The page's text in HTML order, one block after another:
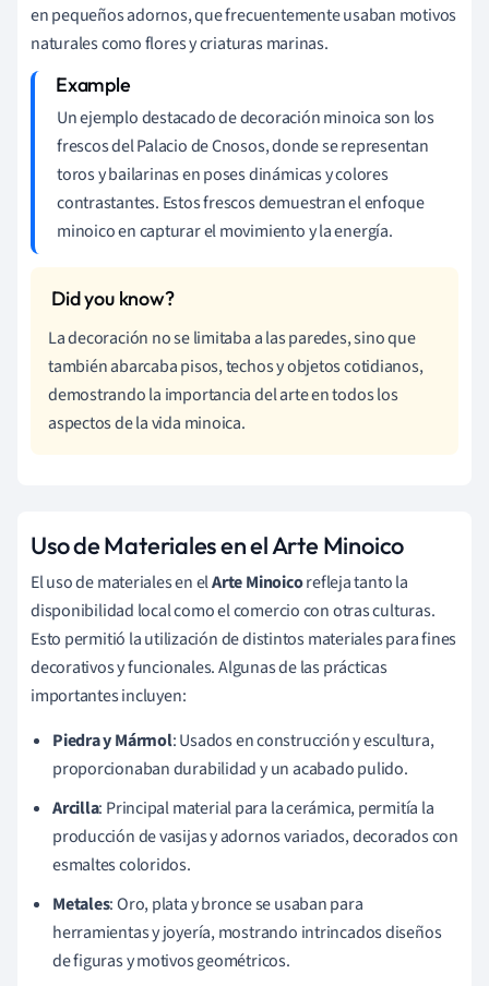
en pequeños adornos, que frecuentemente usaban motivos
naturales como flores y criaturas marinas.
Un ejemplo destacado de decoración minoica son los
frescos del Palacio de Cnosos, donde se representan
toros y bailarinas en poses dinámicas y colores
contrastantes. Estos frescos demuestran el enfoque
minoico en capturar el movimiento y la energía.
La decoración no se limitaba a las paredes, sino que
también abarcaba pisos, techos y objetos cotidianos,
demostrando la importancia del arte en todos los
aspectos de la vida minoica.
Uso de Materiales en el Arte Minoico
El uso de materiales en elArte Minoicorefleja tanto la
disponibilidad local como el comercio con otras culturas.
Esto permitió la utilización de distintos materiales para fines
decorativos y funcionales. Algunas de las prácticas
importantes incluyen:
Piedra y Mármol: Usados en construcción y escultura,
proporcionaban durabilidad y un acabado pulido.
Arcilla: Principal material para la cerámica, permitía la
producción de vasijas y adornos variados, decorados con
esmaltes coloridos.
Metales: Oro, plata y bronce se usaban para
herramientas y joyería, mostrando intrincados diseños
de figuras y motivos geométricos.